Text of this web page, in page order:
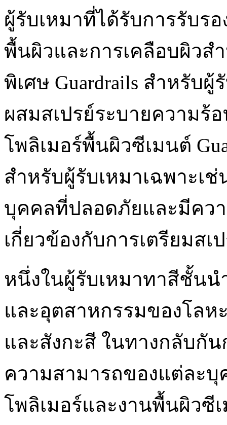
ผู้รับเหมาที่ได้รับการรับร
พื้นผิวและการเคลือบผิวส
พิเศษ Guardrails สำหรับ
ผสมสเปรย์ระบายความร้
โพลิเมอร์พื้นผิวซีเมนต์
สำหรับผู้รับเหมาเฉพาะเ
บุคคลที่ปลอดภัยและมีคว
เกี่ยวข้องกับการเตรียมส
หนึ่งในผู้รับเหมาทาสีชั้น
และอุตสาหกรรมของโล
และสังกะสี ในทางกลับกัน
ความสามารถของแต่ละบุ
โพลิเมอร์และงานพื้นผิว